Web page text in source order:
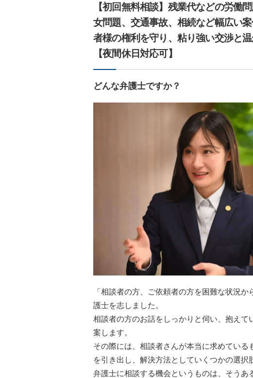
【初回無料相談】残業代などの労働
女問題、交通事故、相続など幅広い
者様の権利を守り、粘り強い交渉と
【夜間休日対応可】
どんな弁護士ですか？
「相談者の方、ご依頼者の方を困難な状況
護士を志しました。
相談者の方のお話をしっかりと伺い、抱え
案します。
その際には、相談者さんが本当に求めている
を引き出し、解決方法としていくつかの選択
弁護士に相談する機会というものは、そうあ